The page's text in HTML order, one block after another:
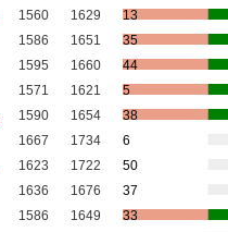
1560 1629
13
1586 1651
35
1595 1660
44
1571 1621
5
1590 1654
38
1667 1734
6
1623 1722
50
1636 1676
37
1586 1649
33